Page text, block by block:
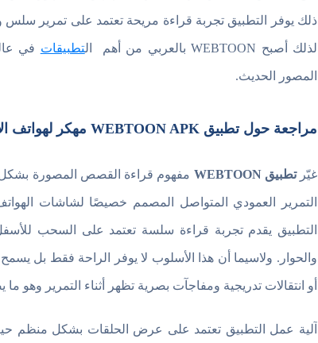
ذلك يوفر التطبيق تجربة قراءة مريحة تعتمد على تمرير
لذلك أصبح WEBTOON بالعربي من أهم ال تطبيقات في
المصور الحديث.
مراجعة حول تطبيق WEBTOON APK مهكر لهواتف الاندرويد
غيّرتطبيق WEBTOON مفهوم قراءة القصص المصورة بشكل
التمرير العمودي المتواصل المصمم خصيصًا لشاشات
التطبيق يقدم تجربة قراءة سلسة تعتمد على السحب
والحوار. ولاسيما أن هذا الأسلوب لا يوفر الراحة فقط بل
أو انتقالات تدريجية ومفاجآت بصرية تظهر أثناء التمرير
آلية عمل التطبيق تعتمد على عرض الحلقات بشكل منظم